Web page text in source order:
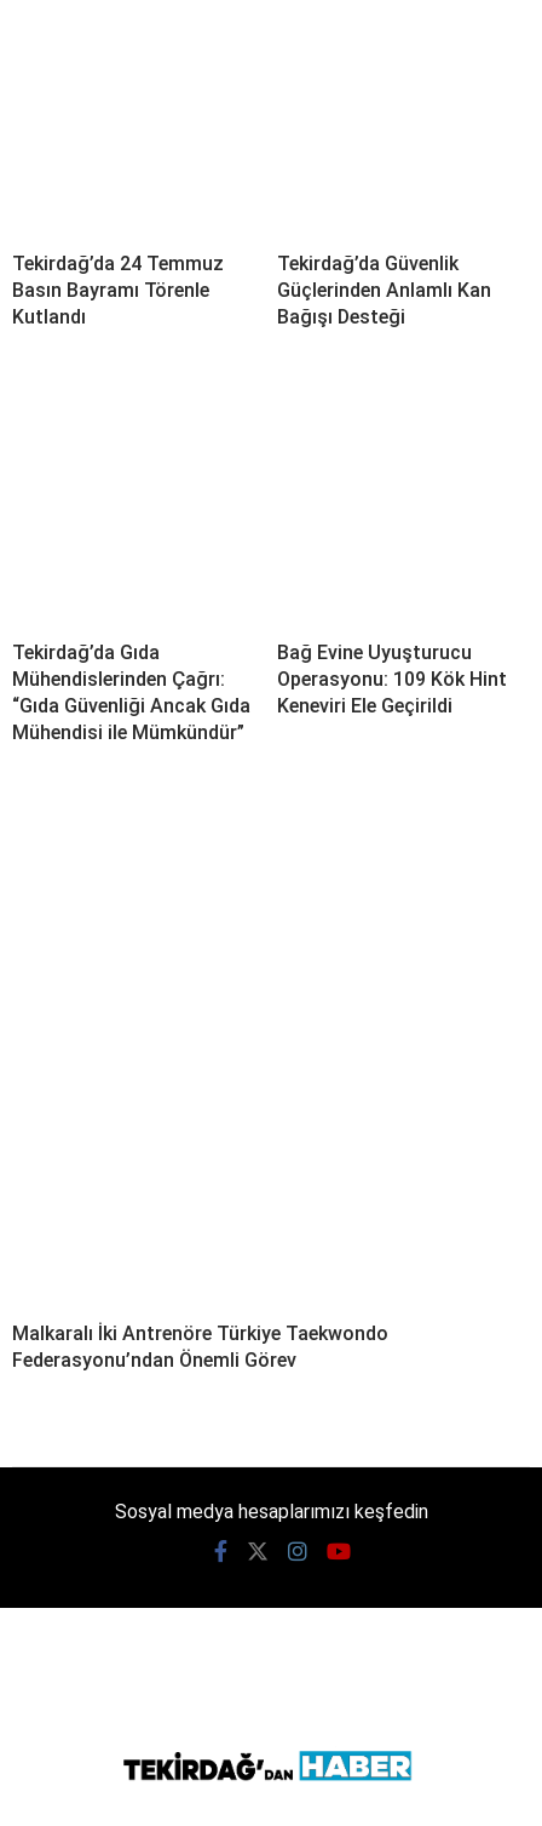
Tekirdağ’da 24 Temmuz
Basın Bayramı Törenle
Kutlandı
Tekirdağ’da Güvenlik
Güçlerinden Anlamlı Kan
Bağışı Desteği
Tekirdağ’da Gıda
Mühendislerinden Çağrı:
“Gıda Güvenliği Ancak Gıda
Mühendisi ile Mümkündür”
Bağ Evine Uyuşturucu
Operasyonu: 109 Kök Hint
Keneviri Ele Geçirildi
Malkaralı İki Antrenöre Türkiye Taekwondo
Federasyonu’ndan Önemli Görev
Sosyal medya hesaplarımızı keşfedin